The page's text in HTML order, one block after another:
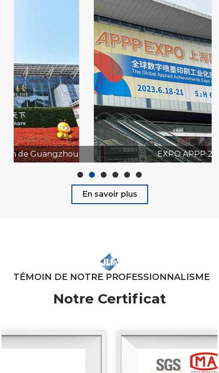
EXPO APPP 2023
En savoir plus
TÉMOIN DE NOTRE PROFESSIONNALISME
Notre Certificat